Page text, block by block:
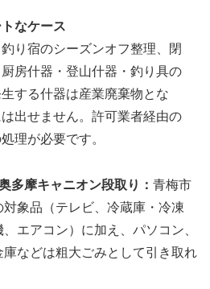
なケース
り宿のシーズンオフ整理、閉
房什器・登山什器・釣り具の
する什器は産業廃棄物とな
出せません。許可業者経由の
理が必要です。
多摩キャニオン段取り： 青梅市
象品（テレビ、冷蔵庫・冷凍
エアコン）に加え、パソコン、
などは粗大ごみとして引き取れ